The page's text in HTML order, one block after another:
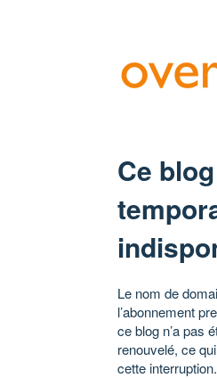
Ce
Le nom de
l’abonnement
ce blog n’a pas
renouvelé, ce
cette